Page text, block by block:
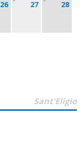
26 27 28
Sant'Eligio